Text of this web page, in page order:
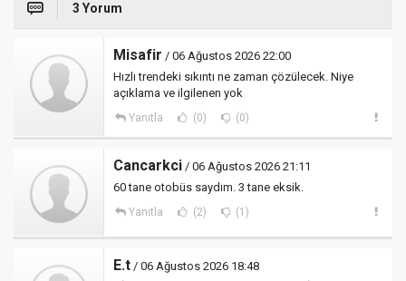
3 Yorum
Misafir / 06 Ağustos 2026 22:00
Hızlı trendeki sıkıntı ne zaman çözülecek. Niye
açıklama ve ilgilenen yok
Yanıtla (0) (0)
Cancarkci / 06 Ağustos 2026 21:11
60 tane otobüs saydım. 3 tane eksik.
Yanıtla (2) (1)
E.t / 06 Ağustos 2026 18:48